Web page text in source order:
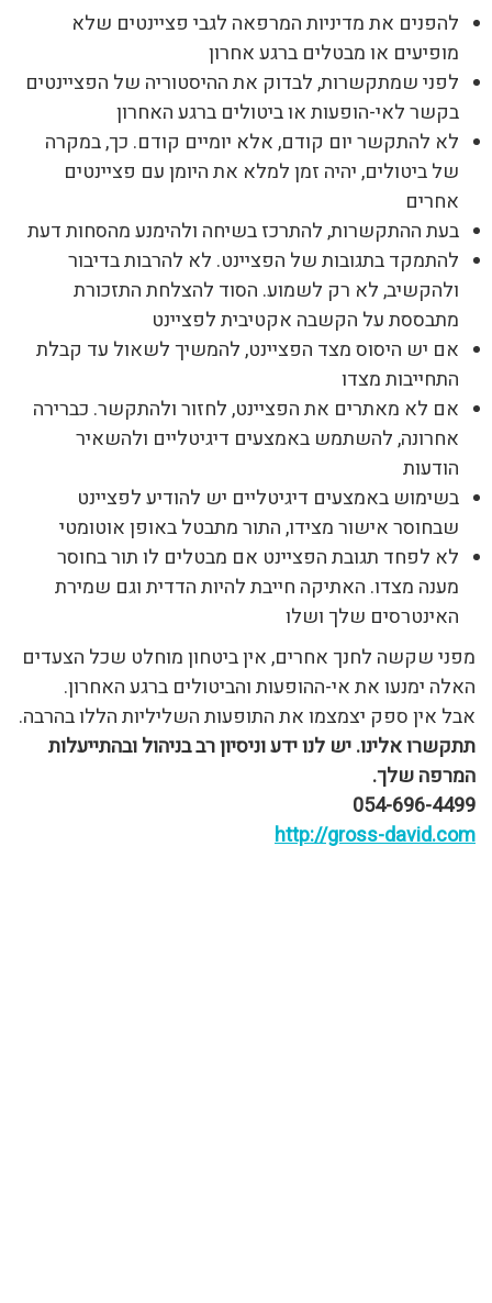
להפנים את מדיניות המרפאה לגבי פציינטים שלא
מופיעים או מבטלים ברגע אחרון
לפני שמתקשרות, לבדוק את ההיסטוריה של הפציינטים
בקשר לאי-הופעות או ביטולים ברגע האחרון
לא להתקשר יום קודם, אלא יומיים קודם. כך, במקרה
של ביטולים, יהיה זמן למלא את היומן עם פציינטים
אחרים
בעת ההתקשרות, להתרכז בשיחה ולהימנע מהסחות דעת
להתמקד בתגובות של הפציינט. לא להרבות בדיבור
ולהקשיב, לא רק לשמוע. הסוד להצלחת התזכורת
מתבססת על הקשבה אקטיבית לפציינט
אם יש היסוס מצד הפציינט, להמשיך לשאול עד קבלת
התחייבות מצדו
אם לא מאתרים את הפציינט, לחזור ולהתקשר. כברירה
אחרונה, להשתמש באמצעים דיגיטליים ולהשאיר
הודעות
בשימוש באמצעים דיגיטליים יש להודיע לפציינט
שבחוסר אישור מצידו, התור מתבטל באופן אוטומטי
לא לפחד תגובת הפציינט אם מבטלים לו תור בחוסר
מענה מצדו. האתיקה חייבת להיות הדדית וגם שמירת
האינטרסים שלך ושלו
מפני שקשה לחנך אחרים, אין ביטחון מוחלט שכל הצעדים
האלה ימנעו את אי-ההופעות והביטולים ברגע האחרון.
אבל אין ספק יצמצמו את התופעות השליליות הללו בהרבה.
תתקשרו אלינו. יש לנו ידע וניסיון רב בניהול ובהתייעלות
המרפה שלך.
054-696-4499
http://gross-david.com